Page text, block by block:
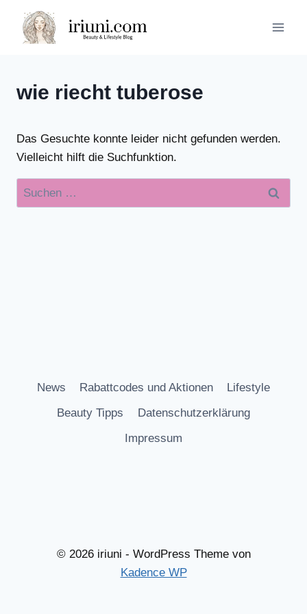
Inhalt
springen
wie riecht tuberose
Das Gesuchte konnte leider nicht gefunden werden.
Vielleicht hilft die Suchfunktion.
Suchen
nach:
News Rabattcodes und Aktionen
Lifestyle
Beauty Tipps
Datenschutzerklärung
Impressum
© 2026 iriuni - WordPress Theme von
Kadence WP